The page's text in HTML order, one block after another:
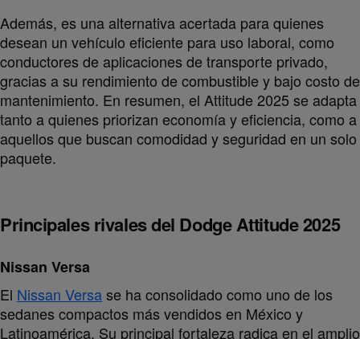
Además, es una alternativa acertada para quienes
desean un vehículo eficiente para uso laboral, como
conductores de aplicaciones de transporte privado,
gracias a su rendimiento de combustible y bajo costo de
mantenimiento. En resumen, el Attitude 2025 se adapta
tanto a quienes priorizan economía y eficiencia, como a
aquellos que buscan comodidad y seguridad en un solo
paquete.
Principales rivales del Dodge Attitude 2025
Nissan Versa
El Nissan Versase ha consolidado como uno de los
sedanes compactos más vendidos en México y
Latinoamérica. Su principal fortaleza radica en el amplio